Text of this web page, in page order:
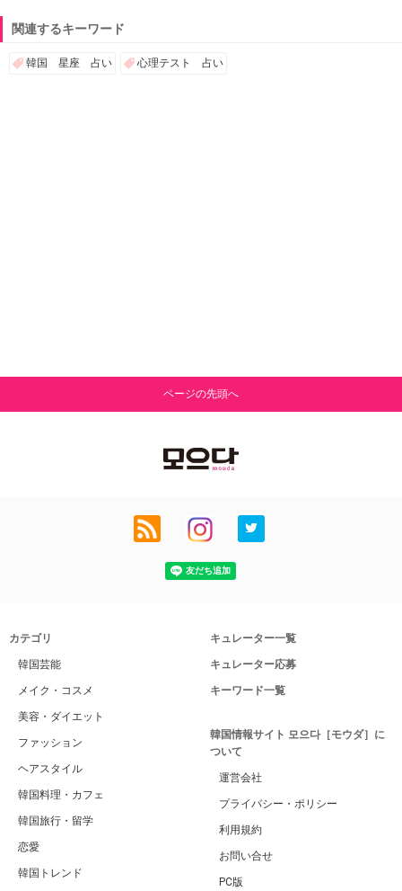
関連するキーワード
韓国 星座 占い 心理テスト 占い
ページの先頭へ
カテゴリ
韓国芸能
メイク・コスメ
美容・ダイエット
ファッション
ヘアスタイル
韓国料理・カフェ
韓国旅行・留学
恋愛
韓国トレンド
キュレーター一覧
キュレーター応募
キーワード一覧
韓国情報サイト 모으다［モウダ］に
ついて
運営会社
プライバシー・ポリシー
利用規約
お問い合せ
PC版